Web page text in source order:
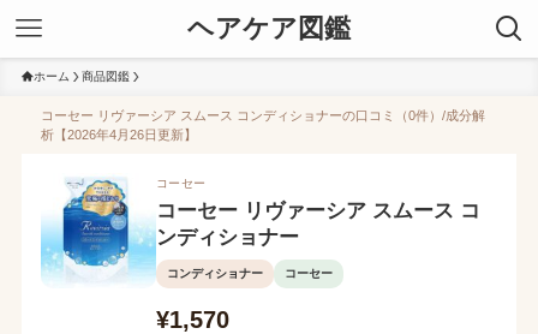
ヘアケア図鑑
ホーム 商品図鑑
コーセー リヴァーシア スムース コンディショナーの口コミ（0件）/成分解
析【2026年4月26日更新】
コーセー
コーセー リヴァーシア スムース コ
ンディショナー
コンディショナー コーセー
¥1,570